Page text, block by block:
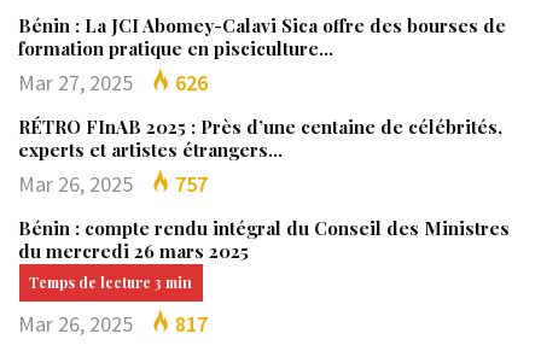
Bénin : La JCI Abomey-Calavi Sica offre des bourses de
formation pratique en pisciculture…
Mar 27, 2025 626
RÉTRO FInAB 2025 : Près d’une centaine de célébrités,
experts et artistes étrangers…
Mar 26, 2025 757
Bénin : compte rendu intégral du Conseil des Ministres
du mercredi 26 mars 2025
Mar 26, 2025 817